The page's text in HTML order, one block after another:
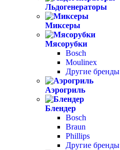
Льдогенераторы
Миксеры
Мясорубки
Bosch
Moulinex
Другие бренды
Аэрогриль
Блендер
Bosch
Braun
Phillips
Другие бренды